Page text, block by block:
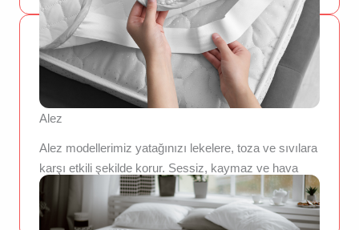
Alez
Alez modellerimiz yatağınızı lekelere, toza ve sıvılara
karşı etkili şekilde korur. Sessiz, kaymaz ve hava
geçirgen yapısıyla uzun ömürlü kullanım sağlar.